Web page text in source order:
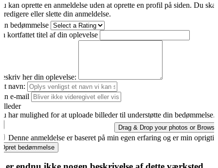
kan oprette en anmeldelse uden at oprette en profil på siden. Du
redigere eller slette din anmeldelse.
bedømmelse
kortfattet titel af din oplevelse
her din oplevelse:
navn:
e-mail
har mulighed for at uploade billeder til understøtte din bedømmelse.
Drag & Drop your photos or Browse
Denne anmeldelse er baseret på min egen erfaring og er min
Opret bedømmelse